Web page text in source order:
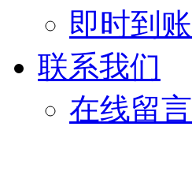
即时到账
联系我们
在线留言